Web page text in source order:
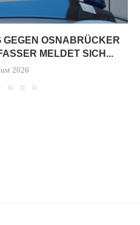
GEGEN OSNABRÜCKER
MELDET SICH...
2026